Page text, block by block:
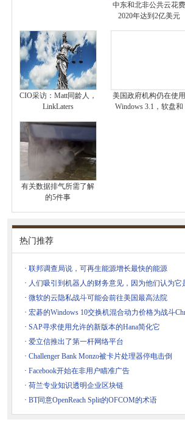
中东和北非公共云花费
2020年达到2亿美元
CIO采访：Matt同龄人，
LinkLaters
美国政府机构仍在使用
Windows 3.1，软盘和
有关数据排气所需了解
的5件事
热门推荐
· 联邦调查局说，可再生能源增长最快的能源
· 人们吸引到机器人的财务意见，因为他们认为它
· 微软的云隐私战斗可能会前往美国最高法院
· 宏碁的Windows 10交换机混合动力价格为战斗
· SAP寻求使用允许的新版本的Hana简化它
· 爱立信推出了第一杆网络平台
· Challenger Bank Monzo被卡片处理器停电击倒
· Facebook开始在非用户瞄准广告
· 荷兰专业知识透明企业区块链
· BT同意OpenReach Split的OFCOM的术语